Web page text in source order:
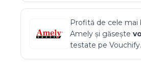
Profită de cele
Amely și găsește
testate pe Vouchify.